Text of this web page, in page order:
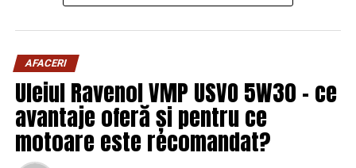
înainte de participare.
Organizatorii care doresc să crească vizibilitatea unui
eveniment cu acces gratuit pot solicita o ofertă de
promovare din partea echipei EvenimenteGratuite.ro.
Adresa de contact este salut@evenimentegratuite.ro
AFACERI
Uleiul Ravenol VMP USVO 5W30 – ce
avantaje oferă și pentru ce
motoare este recomandat?